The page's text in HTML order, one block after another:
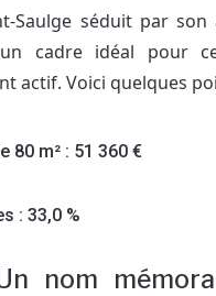
Saulge séduit par
cadre idéal pour
actif. Voici quelques
80 m² : 51 360 €
: 33,0 %
nom